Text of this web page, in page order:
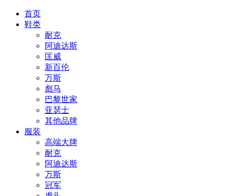
首页
鞋类
耐克
阿迪达斯
匡威
新百伦
万斯
彪马
巴黎世家
亚瑟士
其他品牌
服装
高端大牌
耐克
阿迪达斯
万斯
冠军